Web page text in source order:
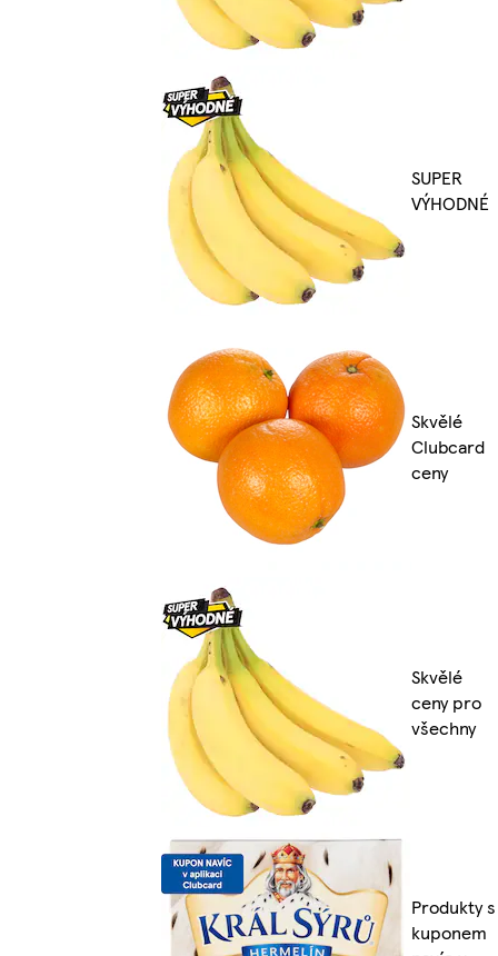
SUPER
VÝHODNÉ
Skvělé
Clubcard
ceny
Skvělé
ceny pro
všechny
Produkty s
kuponem